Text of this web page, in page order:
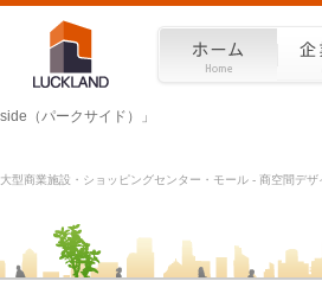
side（パークサイド）」
大型商業施設・ショッピングセンター・モール - 商空間デ